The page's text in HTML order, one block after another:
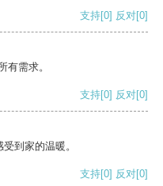
支持[0] 反对[0]
有需求。
支持[0] 反对[0]
到家的温暖。
支持[0] 反对[0]